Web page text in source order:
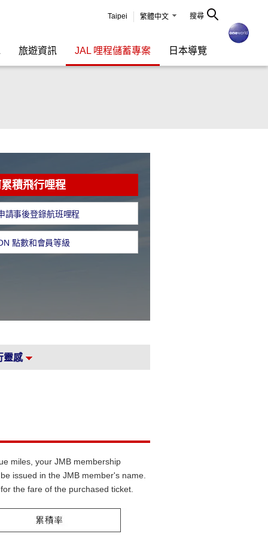
Taipei 繁體中文 搜尋
旅遊資訊 JAL 哩程儲蓄專案 日本導覽
積飛行哩程
請事後登錄航班哩程
點數和會員等級
靈感
miles, your JMB membership
issued in the JMB member's name.
the fare of the purchased ticket.